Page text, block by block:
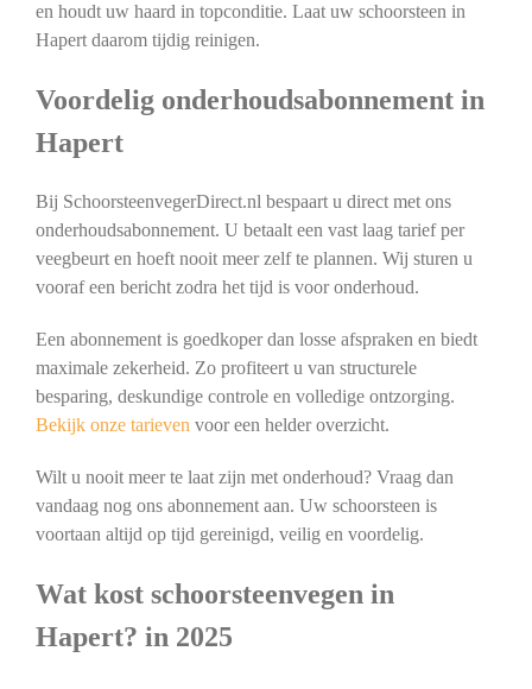
en houdt uw haard in topconditie. Laat uw schoorsteen in
Hapert daarom tijdig reinigen.
Voordelig onderhoudsabonnement in
Hapert
Bij SchoorsteenvegerDirect.nl bespaart u direct met ons
onderhoudsabonnement. U betaalt een vast laag tarief per
veegbeurt en hoeft nooit meer zelf te plannen. Wij sturen u
vooraf een bericht zodra het tijd is voor onderhoud.
Een abonnement is goedkoper dan losse afspraken en biedt
maximale zekerheid. Zo profiteert u van structurele
besparing, deskundige controle en volledige ontzorging.
Bekijk onze tarieven voor een helder overzicht.
Wilt u nooit meer te laat zijn met onderhoud? Vraag dan
vandaag nog ons abonnement aan. Uw schoorsteen is
voortaan altijd op tijd gereinigd, veilig en voordelig.
Wat kost schoorsteenvegen in
Hapert? in 2025